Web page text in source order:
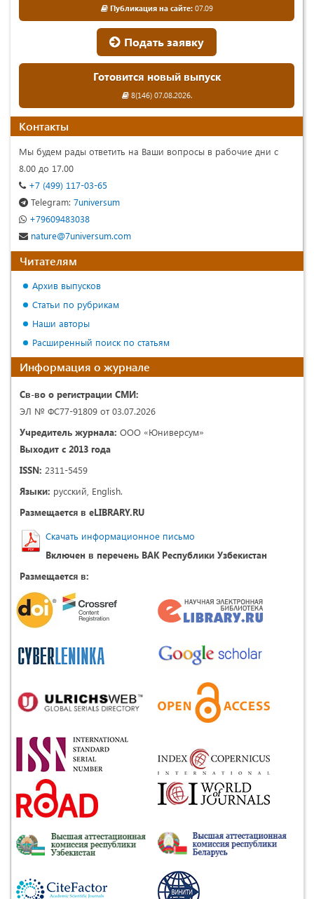
Публикация на сайте:07.09
Подать заявку
Готовится новый выпуск
8(146) 07.08.2026.
Контакты
Мы будем рады ответить на Ваши вопросы в рабочие дни с
8.00 до 17.00
+7 (499) 117-03-65
Telegram: 7universum
+79609483038
nature@7universum.com
Читателям
Архив выпусков
Статьи по рубрикам
Наши авторы
Расширенный поиск по статьям
Информация о журнале
Св-во о регистрации СМИ:
ЭЛ № ФС77-91809 от 03.07.2026
Учредитель журнала: ООО «Юниверсум»
Выходит с 2013 года
ISSN: 2311-5459
Языки: русский, English.
Размещается в eLIBRARY.RU
Скачать информационное письмо
Включен в перечень ВАК Республики Узбекистан
Размещается в: